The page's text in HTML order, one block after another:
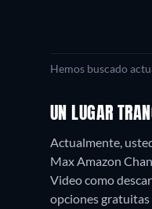
Hemos buscado
UN LUGAR
Actualmente,
Max Amazon
Video como
opciones gratuitas